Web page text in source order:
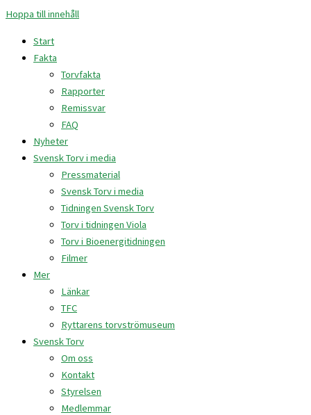
Hoppa till innehåll
Start
Fakta
Torvfakta
Rapporter
Remissvar
FAQ
Nyheter
Svensk Torv i media
Pressmaterial
Svensk Torv i media
Tidningen Svensk Torv
Torv i tidningen Viola
Torv i Bioenergitidningen
Filmer
Mer
Länkar
TFC
Ryttarens torvströmuseum
Svensk Torv
Om oss
Kontakt
Styrelsen
Medlemmar